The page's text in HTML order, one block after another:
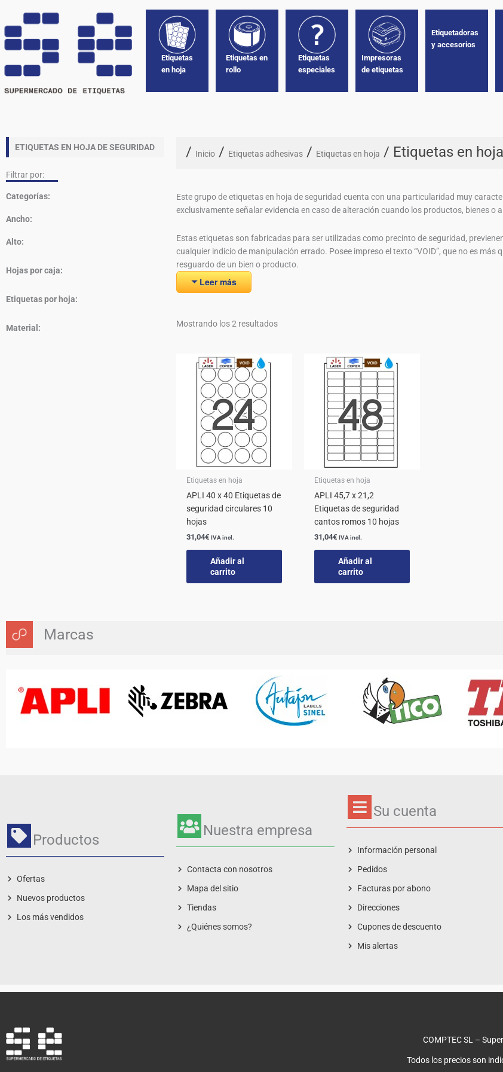
Etiquetas
en hoja
Etiquetas en
rollo
Etiquetas
especiales
Impresoras
de etiquetas
Etiquetadoras
y accesorios
ETIQUETAS EN HOJA DE SEGURIDAD
Filtrar por:
Categorías:
Ancho:
Alto:
Hojas por caja:
Etiquetas por hoja:
Material:
/ Inicio / Etiquetas adhesivas / Etiquetas en hoja / Etiquetas en
Este grupo de etiquetas en hoja de seguridad cuenta con una particularidad muy
exclusivamente señalar evidencia en caso de alteración cuando los productos, bienes o
Estas etiquetas son fabricadas para ser utilizadas como precinto de seguridad,
cualquier indicio de manipulación errado. Posee impreso el texto “VOID”, que no es
resguardo de un bien o producto.
Leer más
Mostrando los 2 resultados
Etiquetas en hoja
APLI 40 x 40 Etiquetas de
seguridad circulares 10
hojas
31,04€ IVA incl.
Añadir al
carrito
Etiquetas en hoja
APLI 45,7 x 21,2
Etiquetas de seguridad
cantos romos 10 hojas
31,04€ IVA incl.
Añadir al
carrito
Marcas
Productos
Ofertas
Nuevos productos
Los más vendidos
Nuestra empresa
Contacta con nosotros
Mapa del sitio
Tiendas
¿Quiénes somos?
Su cuenta
Información personal
Pedidos
Facturas por abono
Direcciones
Cupones de descuento
Mis alertas
COMPTEC SL –
Todos los precios son